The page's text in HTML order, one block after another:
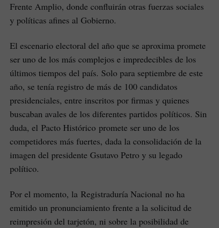
Frente Amplio, donde confluirán otras fuerzas sociales
y políticas afines al Gobierno.
El escenario electoral del año que se aproxima promete
ser uno de los más complejos e impredecibles de los
últimos tiempos del país. Solo para septiembre de este
año, se tenía registro de más de 100 candidatos
presidenciales, entre inscritos por firmas y quienes
buscaban avales de los diferentes partidos políticos. Sin
duda, el Pacto Histórico promete ser uno de los
competidores más fuertes, dada la consolidación de la
imagen del presidente Gsutavo Petro y su legado
político.
Por el momento, la Registraduría Nacional no ha
emitido un pronunciamiento frente a la solicitud de
reimpresión del tarjetón, ni sobre la posibilidad de